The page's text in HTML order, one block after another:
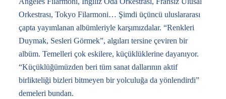
Orkestrası, Tokyo Filarmoni… Şimdi üçüncü uluslararası
çapta yayımlanan albümleriyle karşımızdalar. “Renkleri
Duymak, Sesleri Görmek”, algıları tersine çeviren bir
albüm. Temelleri çok eskilere, küçüklüklerine dayanıyor.
“Küçüklüğümüzden beri tüm sanat dallarının aktif
birlikteliği bizleri bitmeyen bir yolculuğa da yönlendirdi”
demeleri bundan.